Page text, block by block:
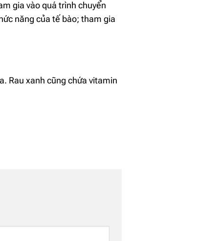
gia vào quá trình chuyển
năng của tế bào; tham gia
Rau xanh cũng chứa vitamin